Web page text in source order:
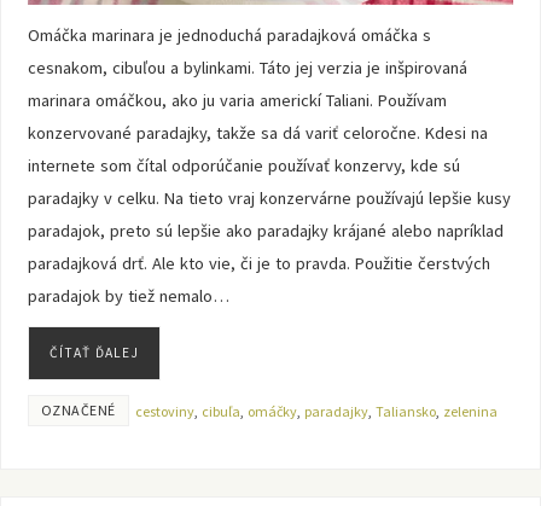
Omáčka marinara je jednoduchá paradajková omáčka s
cesnakom, cibuľou a bylinkami. Táto jej verzia je inšpirovaná
marinara omáčkou, ako ju varia americkí Taliani. Používam
konzervované paradajky, takže sa dá variť celoročne. Kdesi na
internete som čítal odporúčanie používať konzervy, kde sú
paradajky v celku. Na tieto vraj konzervárne používajú lepšie kusy
paradajok, preto sú lepšie ako paradajky krájané alebo napríklad
paradajková drť. Ale kto vie, či je to pravda. Použitie čerstvých
paradajok by tiež nemalo…
ČÍTAŤ ĎALEJ
OZNAČENÉ cestoviny, cibuľa, omáčky, paradajky, Taliansko, zelenina